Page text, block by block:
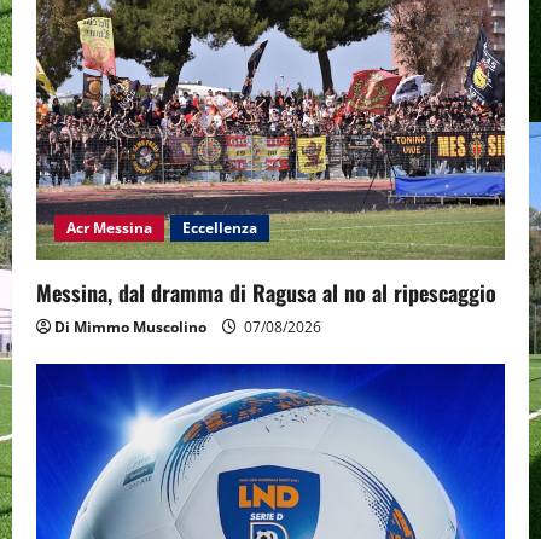
Acr Messina Eccellenza
Messina, dal dramma di Ragusa al no al ripescaggio
Di Mimmo Muscolino 07/08/2026